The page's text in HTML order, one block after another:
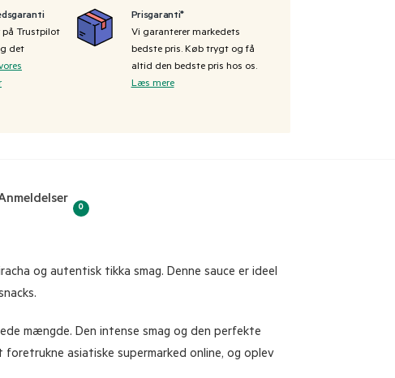
på Trustpilot
det
Prisgaranti*
Vi garanterer markedets
bedste pris. Køb trygt og få
altid den bedste pris hos os.
Læs mere
0
og autentisk tikka smag. Denne sauce er ideel
mængde. Den intense smag og den perfekte
asiatiske supermarked online, og oplev